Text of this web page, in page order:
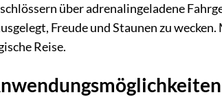
über adrenalingeladene
Freude und Staunen zu
Reise.